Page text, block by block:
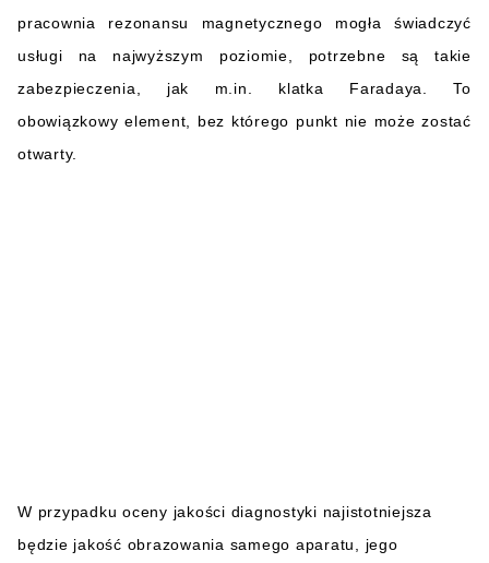
pracownia rezonansu magnetycznego mogła świadczyć
usługi na najwyższym poziomie, potrzebne są takie
zabezpieczenia, jak m.in. klatka Faradaya. To
obowiązkowy element, bez którego punkt nie może zostać
otwarty.
W przypadku oceny jakości diagnostyki najistotniejsza
będzie jakość obrazowania samego aparatu, jego